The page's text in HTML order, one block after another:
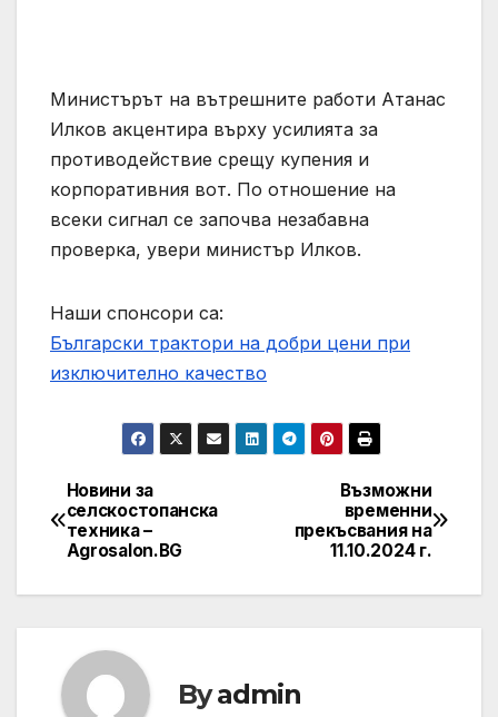
Министърът на вътрешните работи Атанас
Илков акцентира върху усилията за
противодействие срещу купения и
корпоративния вот. По отношение на
всеки сигнал се започва незабавна
проверка, увери министър Илков.
Наши спонсори са:
Български трактори на добри цени при
изключително качество
Post
navigation
Възможни
временни
прекъсвания на
11.10.2024 г.
Новини за
селскостопанска
техника –
Agrosalon.BG
Byadmin